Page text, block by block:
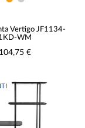
Vertigo JF1134-
WM
104,75 €